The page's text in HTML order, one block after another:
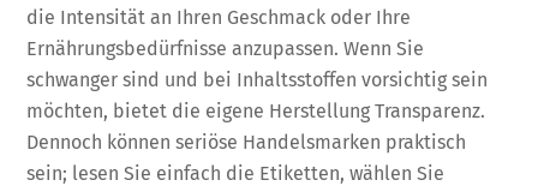
die Intensität an Ihren Geschmack oder Ihre
Ernährungsbedürfnisse anzupassen. Wenn Sie
schwanger sind und bei Inhaltsstoffen vorsichtig sein
möchten, bietet die eigene Herstellung Transparenz.
Dennoch können seriöse Handelsmarken praktisch
sein; lesen Sie einfach die Etiketten, wählen Sie